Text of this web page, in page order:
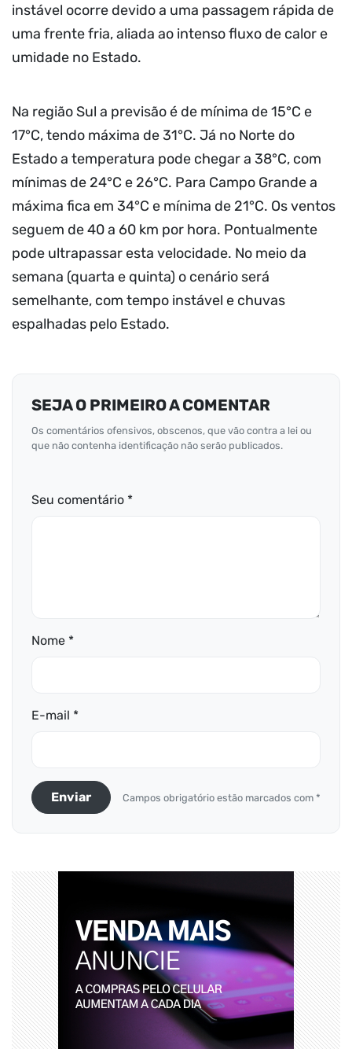
instável ocorre devido a uma passagem rápida de
uma frente fria, aliada ao intenso fluxo de calor e
umidade no Estado.
Na região Sul a previsão é de mínima de 15°C e
17°C, tendo máxima de 31°C. Já no Norte do
Estado a temperatura pode chegar a 38°C, com
mínimas de 24°C e 26°C. Para Campo Grande a
máxima fica em 34°C e mínima de 21°C. Os ventos
seguem de 40 a 60 km por hora. Pontualmente
pode ultrapassar esta velocidade. No meio da
semana (quarta e quinta) o cenário será
semelhante, com tempo instável e chuvas
espalhadas pelo Estado.
SEJA O PRIMEIRO A COMENTAR
Os comentários ofensivos, obscenos, que vão contra a lei ou
que não contenha identificação não serão publicados.
Seu comentário *
Nome *
E-mail *
Enviar Campos obrigatório estão marcados com *